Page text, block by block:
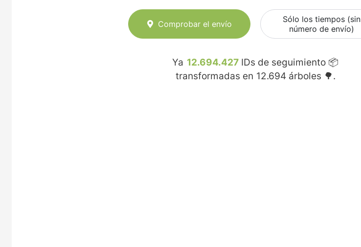
Comprobar el envío
Sólo los tiempos (sin
número de envío)
Ya 12.694.427 IDs de seguimiento 📦
transformadas en 12.694 árboles 🌳.